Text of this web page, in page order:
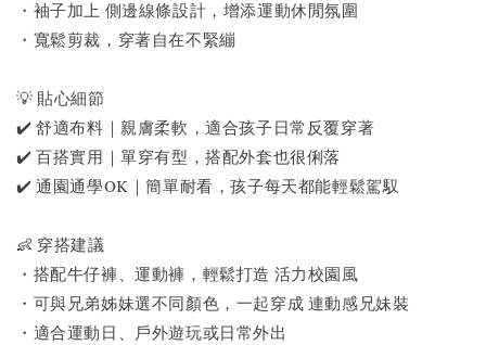
・袖子加上 側邊線條設計，增添運動休閒氛圍
・寬鬆剪裁，穿著自在不緊繃
💡 貼心細節
✔️ 舒適布料｜親膚柔軟，適合孩子日常反覆穿著
✔️ 百搭實用｜單穿有型，搭配外套也很俐落
✔️ 通園通學OK｜簡單耐看，孩子每天都能輕鬆駕馭
👶 穿搭建議
・搭配牛仔褲、運動褲，輕鬆打造 活力校園風
・可與兄弟姊妹選不同顏色，一起穿成 連動感兄妹裝
・適合運動日、戶外遊玩或日常外出